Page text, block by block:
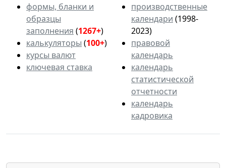
формы, бланки и
образцы
заполнения (1267+)
калькуляторы (100+)
курсы валют
ключевая ставка
производственные
календари (1998-
2023)
правовой
календарь
календарь
статистической
отчетности
календарь
кадровика